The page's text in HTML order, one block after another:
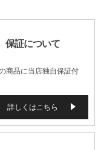
保証について
商品に当店独自保証付
詳しくはこちら